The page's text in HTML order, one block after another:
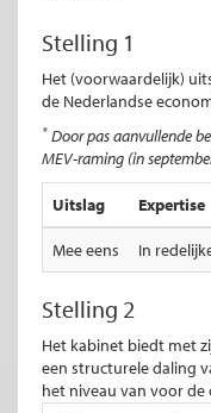
Stelling 1
Het (voorwaardelijk)
de Nederlandse
* Door pas aanvullende
MEV-raming (in
Uitslag Expertise
Mee eens In
Stelling 2
Het kabinet biedt met
een structurele daling
het niveau van voor de